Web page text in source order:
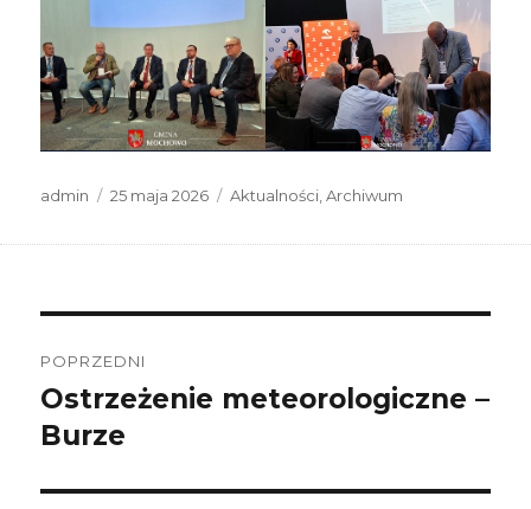
Autor
admin
Data
25 maja 2026 Kategorie
Aktualności,Archiwum
wpisu
POPRZEDNI
Poprzedni
wpis:
Ostrzeżenie meteorologiczne –
Burze